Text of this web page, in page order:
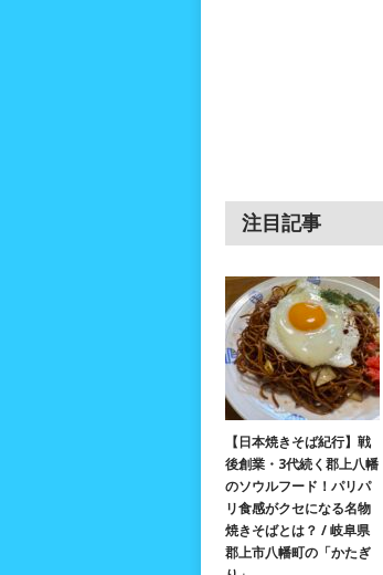
注目記事
【日本焼きそば紀行】戦
後創業・3代続く郡上八幡
のソウルフード！パリパ
リ食感がクセになる名物
焼きそばとは？ / 岐阜県
郡上市八幡町の「かたぎ